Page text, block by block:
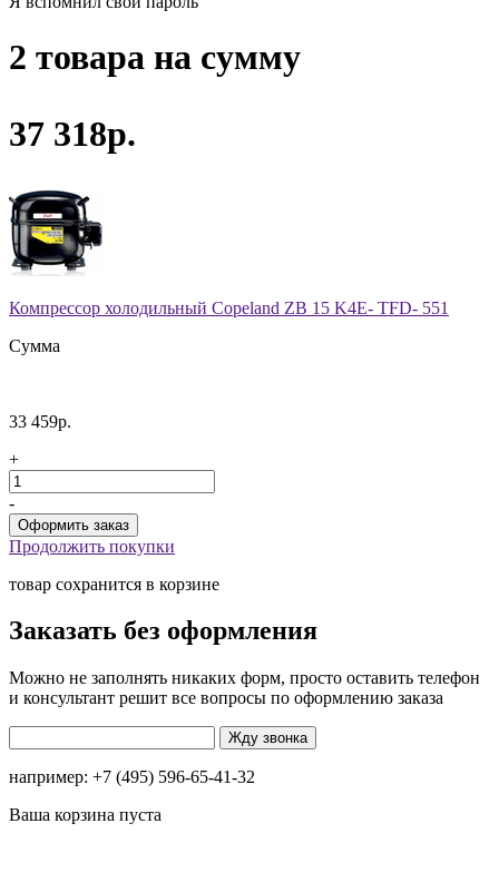
2 товара на сумму
37 318р.
Компрессор холодильный Copeland ZB 15 K4E- TFD- 551
Сумма
33 459р.
+
-
Продолжить покупки
товар сохранится в корзине
Заказать без оформления
Можно не заполнять никаких форм, просто оставить телефон
и консультант решит все вопросы по оформлению заказа
например: +7 (495) 596-65-41-32
Ваша корзина пуста